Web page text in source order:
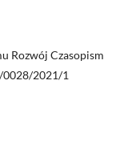
Rozwój Czasopism
0028/2021/1